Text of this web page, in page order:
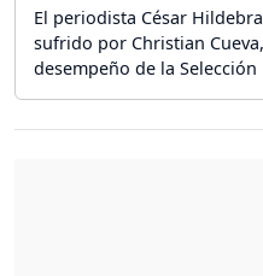
El periodista César
sufrido por Christian
desempeño de la Selección